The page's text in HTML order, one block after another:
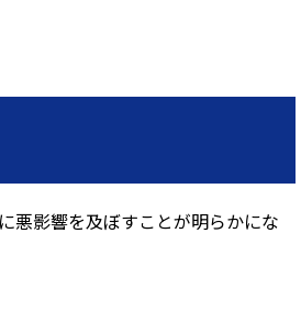
悪影響を及ぼすことが明らかにな